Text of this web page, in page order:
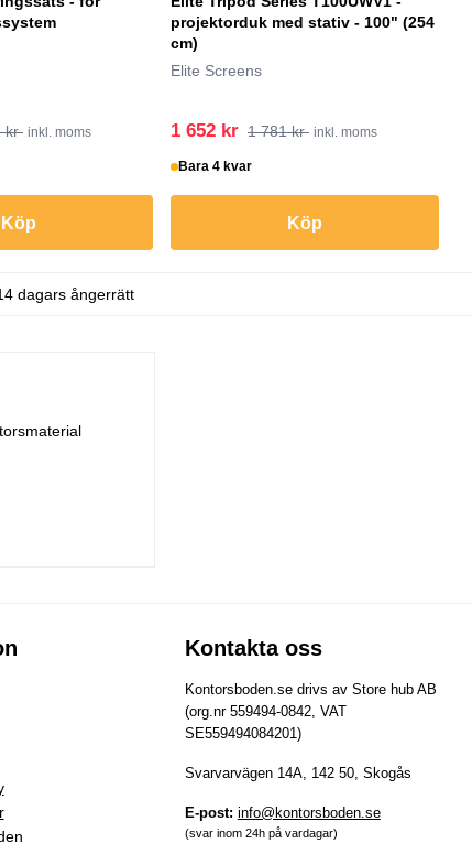
kr inkl. moms
Köp
projektorduk med stativ - 100" (254
cm)
Elite Screens
1 652 kr 1 781 kr inkl. moms
Bara 4 kvar
Köp
dagars ångerrätt
Kontakta oss
Kontorsboden.se drivs av Store hub AB
(org.nr 559494-0842, VAT
SE559494084201)
Svarvarvägen 14A, 142 50, Skogås
E-post: info@kontorsboden.se
(svar inom 24h på vardagar)